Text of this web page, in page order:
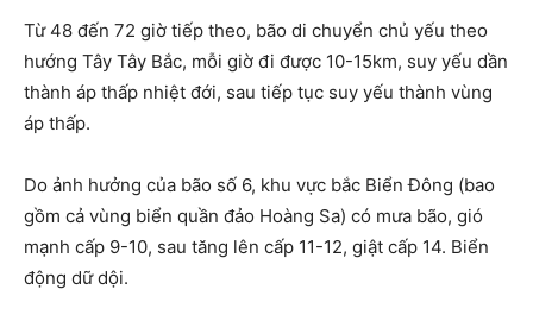
Từ 48 đến 72 giờ tiếp theo, bão di chuyển chủ yếu theo
hướng Tây Tây Bắc, mỗi giờ đi được 10-15km, suy yếu dần
thành áp thấp nhiệt đới, sau tiếp tục suy yếu thành vùng
áp thấp.
Do ảnh hưởng của bão số 6, khu vực bắc Biển Đông (bao
gồm cả vùng biển quần đảo Hoàng Sa) có mưa bão, gió
mạnh cấp 9-10, sau tăng lên cấp 11-12, giật cấp 14. Biển
động dữ dội.